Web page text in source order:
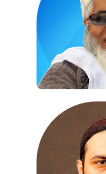
Molana